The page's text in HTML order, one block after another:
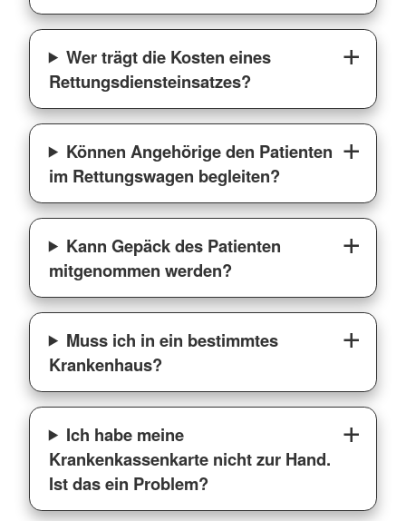
Wer trägt die Kosten eines
Rettungsdiensteinsatzes?
Können Angehörige den Patienten
im Rettungswagen begleiten?
Kann Gepäck des Patienten
mitgenommen werden?
Muss ich in ein bestimmtes
Krankenhaus?
Ich habe meine
Krankenkassenkarte nicht zur Hand.
Ist das ein Problem?